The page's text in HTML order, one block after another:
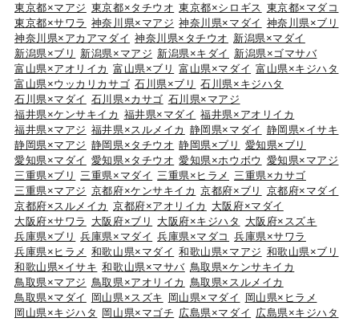
東京都×マアジ 東京都×タチウオ 東京都×シロギス 東京都×マダコ
東京都×サワラ 神奈川県×マアジ 神奈川県×マダイ 神奈川県×ブリ
神奈川県×アカアマダイ 神奈川県×タチウオ 新潟県×マダイ
新潟県×ブリ
新潟県×マアジ 新潟県×キダイ
新潟県×ゴマサバ
富山県×アオリイカ 富山県×ブリ 富山県×マダイ 富山県×キジハタ
富山県×ウッカリカサゴ 石川県×ブリ
石川県×キジハタ
石川県×マダイ 石川県×カサゴ 石川県×マアジ
福井県×ケンサキイカ 福井県×マダイ 福井県×アオリイカ
福井県×マアジ 福井県×スルメイカ 静岡県×マダイ 静岡県×イサキ
静岡県×マアジ 静岡県×タチウオ 静岡県×ブリ
愛知県×ブリ
愛知県×マダイ 愛知県×タチウオ 愛知県×ホウボウ 愛知県×マアジ
三重県×ブリ
三重県×マダイ 三重県×ヒラメ
三重県×カサゴ
三重県×マアジ 京都府×ケンサキイカ 京都府×ブリ
京都府×マダイ
京都府×スルメイカ 京都府×アオリイカ
大阪府×マダイ
大阪府×サワラ
大阪府×ブリ 大阪府×キジハタ
大阪府×スズキ
兵庫県×ブリ
兵庫県×マダイ 兵庫県×マダコ
兵庫県×サワラ
兵庫県×ヒラメ 和歌山県×マダイ 和歌山県×マアジ 和歌山県×ブリ
和歌山県×イサキ 和歌山県×マサバ 鳥取県×ケンサキイカ
鳥取県×マアジ 鳥取県×アオリイカ
鳥取県×スルメイカ
鳥取県×マダイ
岡山県×スズキ 岡山県×マダイ
岡山県×ヒラメ
岡山県×キジハタ
岡山県×マゴチ 広島県×マダイ 広島県×キジハタ